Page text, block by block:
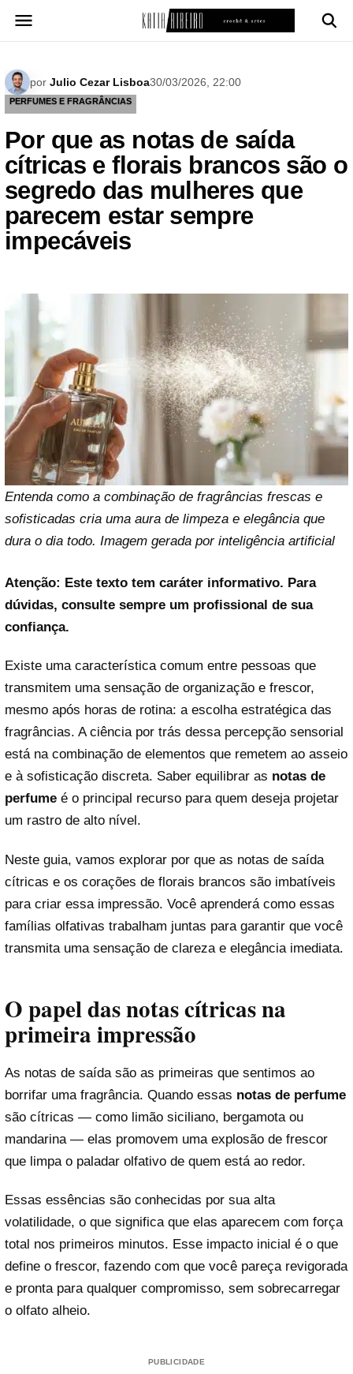
para
por Julio Cezar Lisboa30/03/2026, 22:00
PERFUMES E FRAGRÂNCIAS
Por que as notas de saída
cítricas e florais brancos são o
segredo das mulheres que
parecem estar sempre
impecáveis
Entenda como a combinação de fragrâncias frescas e
sofisticadas cria uma aura de limpeza e elegância que
dura o dia todo. Imagem gerada por inteligência artificial
Atenção: Este texto tem caráter informativo. Para
dúvidas, consulte sempre um profissional de sua
confiança.
Existe uma característica comum entre pessoas que
transmitem uma sensação de organização e frescor,
mesmo após horas de rotina: a escolha estratégica das
fragrâncias. A ciência por trás dessa percepção sensorial
está na combinação de elementos que remetem ao asseio
e à sofisticação discreta. Saber equilibrar as notas de
perfume é o principal recurso para quem deseja projetar
um rastro de alto nível.
Neste guia, vamos explorar por que as notas de saída
cítricas e os corações de florais brancos são imbatíveis
para criar essa impressão. Você aprenderá como essas
famílias olfativas trabalham juntas para garantir que você
transmita uma sensação de clareza e elegância imediata.
O papel das notas cítricas na
primeira impressão
As notas de saída são as primeiras que sentimos ao
borrifar uma fragrância. Quando essas notas de perfume
são cítricas — como limão siciliano, bergamota ou
mandarina — elas promovem uma explosão de frescor
que limpa o paladar olfativo de quem está ao redor.
Essas essências são conhecidas por sua alta
volatilidade, o que significa que elas aparecem com força
total nos primeiros minutos. Esse impacto inicial é o que
define o frescor, fazendo com que você pareça revigorada
e pronta para qualquer compromisso, sem sobrecarregar
o olfato alheio.
PUBLICIDADE